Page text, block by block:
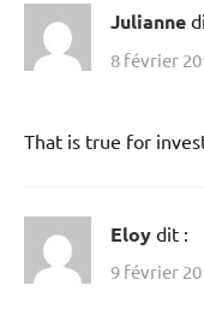
Julianne
8 février
That is true for
Eloy dit :
9 février